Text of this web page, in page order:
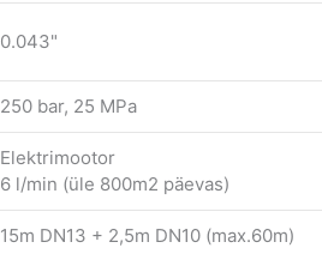
0.043"
250 bar, 25 MPa
Elektrimootor
6 l/min (üle 800m2 päevas)
15m DN13 + 2,5m DN10 (max.60m)